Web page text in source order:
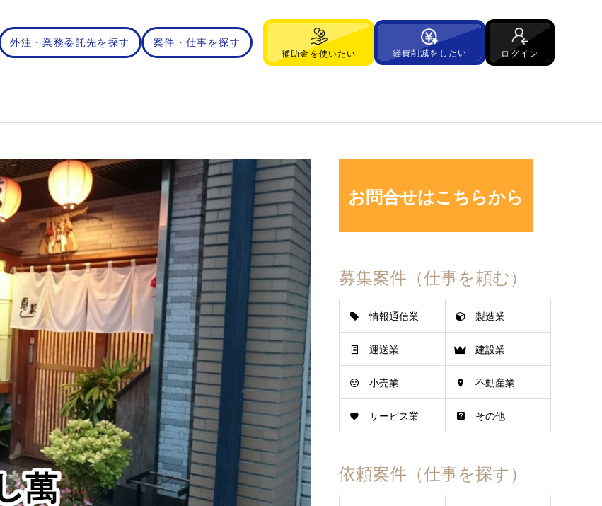
外注・業務委託先を探す 案件・仕事を探す
補助金を使いたい 経費削減をしたい ログイン
お問合せはこちらから
募集案件（仕事を頼む）
情報通信業 製造業
運送業 建設業
小売業 不動産業
サービス業 その他
依頼案件（仕事を探す）